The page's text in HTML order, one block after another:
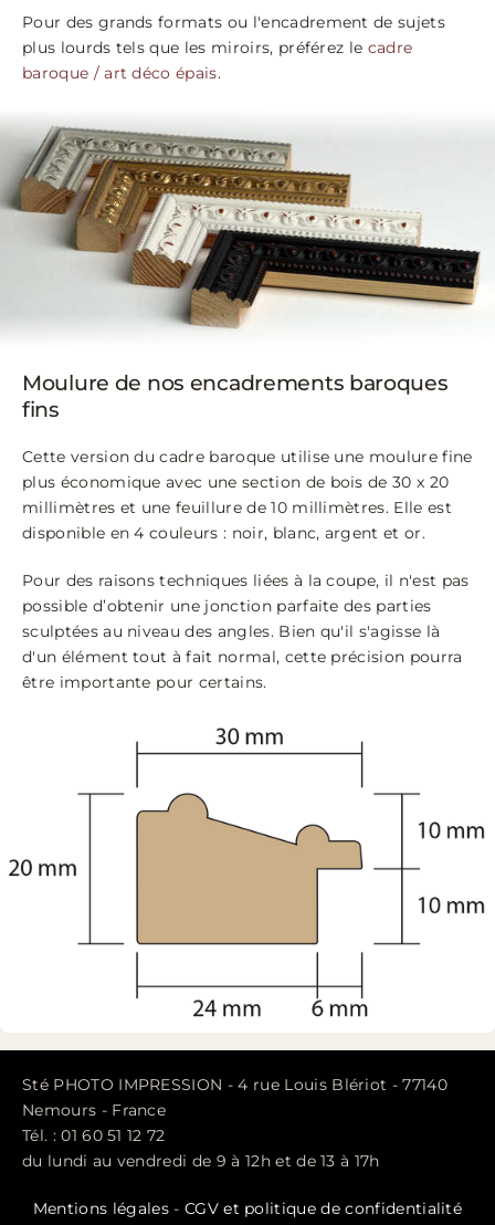
Pour des grands formats ou l'encadrement de sujets
plus lourds tels que les miroirs, préférez le cadre
baroque / art déco épais.
Moulure de nos encadrements baroques
fins
Cette version du cadre baroque utilise une moulure fine
plus économique avec une section de bois de 30 x 20
millimètres et une feuillure de 10 millimètres. Elle est
disponible en 4 couleurs : noir, blanc, argent et or.
Pour des raisons techniques liées à la coupe, il n'est pas
possible d’obtenir une jonction parfaite des parties
sculptées au niveau des angles. Bien qu'il s'agisse là
d'un élément tout à fait normal, cette précision pourra
être importante pour certains.
Sté PHOTO IMPRESSION - 4 rue Louis Blériot - 77140
Nemours - France
Tél. : 01 60 51 12 72
du lundi au vendredi de 9 à 12h et de 13 à 17h
Mentions légales - CGV et politique de confidentialité